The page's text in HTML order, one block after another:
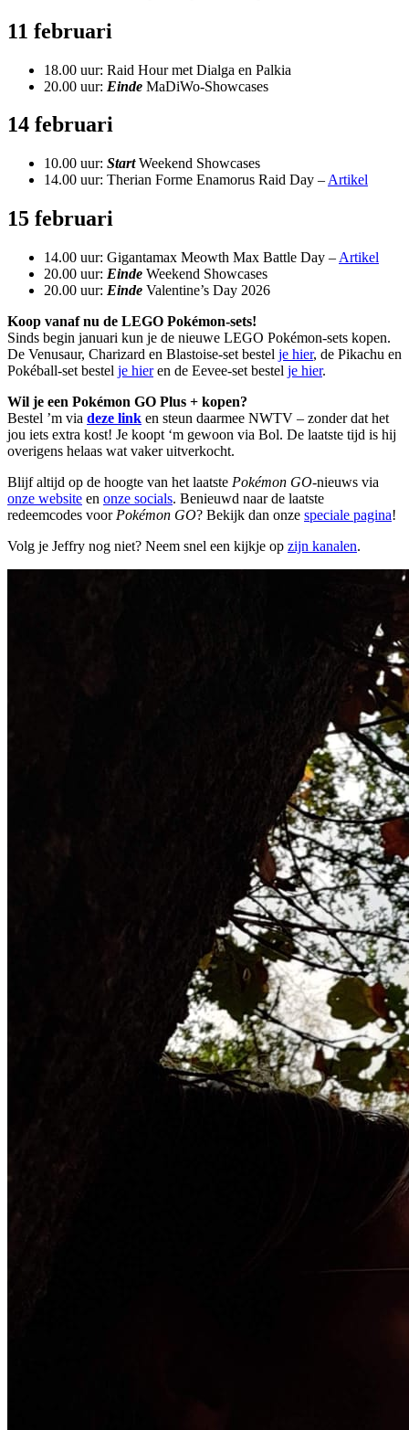
11 februari
18.00 uur: Raid Hour met Dialga en Palkia
20.00 uur: Einde MaDiWo-Showcases
14 februari
10.00 uur: StartWeekend Showcases
14.00 uur: Therian Forme Enamorus Raid Day – Artikel
15 februari
14.00 uur: Gigantamax Meowth Max Battle Day – Artikel
20.00 uur: Einde Weekend Showcases
20.00 uur: Einde Valentine’s Day 2026
Koop vanaf nu de LEGO Pokémon-sets!
Sinds begin januari kun je de nieuwe LEGO Pokémon-sets kopen.
De Venusaur, Charizard en Blastoise-set bestel je hier, de Pikachu en
Pokéball-set bestel je hieren de Eevee-set bestel je hier.
Wil je een Pokémon GO Plus + kopen?
Bestel ’m via deze link en steun daarmee NWTV – zonder dat het
jou iets extra kost! Je koopt ‘m gewoon via Bol. De laatste tijd is hij
overigens helaas wat vaker uitverkocht.
Blijf altijd op de hoogte van het laatste Pokémon GO-nieuws via
onze website en onze socials. Benieuwd naar de laatste
redeemcodes voor Pokémon GO? Bekijk dan onze speciale pagina!
Volg je Jeffry nog niet? Neem snel een kijkje op zijn kanalen.